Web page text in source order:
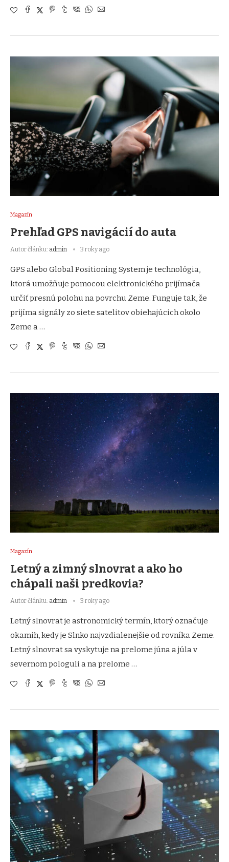
Magazín
Prehľad GPS navigácií do auta
Autor článku: admin 3 roky ago
GPS alebo Global Positioning System je technológia,
ktorá umožňuje pomocou elektronického prijímača
určiť presnú polohu na povrchu Zeme. Funguje tak, že
prijíma signály zo siete satelitov obiehajúcich okolo
Zeme a …
Magazín
Letný a zimný slnovrat a ako ho
chápali naši predkovia?
Autor článku: admin 3 roky ago
Letný slnovrat je astronomický termín, ktorý označuje
okamih, kedy je Slnko najvzdialenejšie od rovníka Zeme.
Letný slnovrat sa vyskytuje na prelome júna a júla v
severnom pologuli a na prelome …